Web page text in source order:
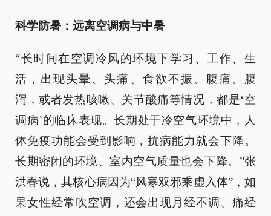
科学防暑：远离空调病与中暑
“长时间在空调冷风的环境下学习、工作、生
活，出现头晕、头痛、食欲不振、腹痛、腹
泻，或者发热咳嗽、关节酸痛等情况，都是‘空
调病’的临床表现。长期处于冷空气环境中，人
体免疫功能会受到影响，抗病能力就会下降。
长期密闭的环境、室内空气质量也会下降。”张
洪春说，其核心病因为“风寒双邪乘虚入体”，如
果女性经常吹空调，还会出现月经不调、痛经